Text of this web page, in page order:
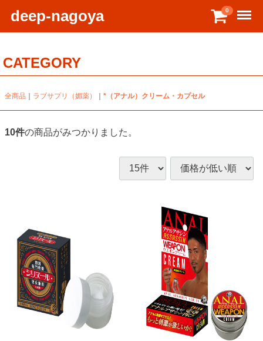
0
deep-nagoya Menu
CATEGORY
全商品 ラブサプリ（媚薬） *（アナル）クリーム・カプセル
10件の商品がみつかりました。